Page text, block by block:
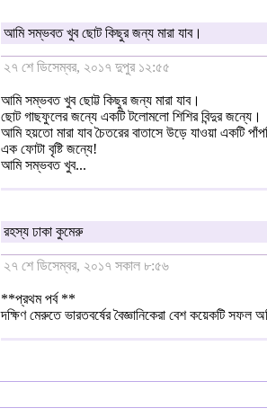
আমি সম্ভবত খুব ছোট কিছুর জন্য মারা যাব।
২৭ শে ডিসেম্বর, ২০১৭ দুপুর ১২:৫৫
আমি সম্ভবত খুব ছোট্ট কিছুর জন্য মারা যাব।
ছোট গাছফুলের জন্যে একটি টলোমলো শিশির বিন্দুর জন্যে।
আমি হয়তো মারা যাব চৈতরের বাতাসে উড়ে যাওয়া একটি
এক ফোটা বৃষ্টি জন্যে!
আমি সম্ভবত খুব...
রহস্য ঢাকা কুমেরু
২৭ শে ডিসেম্বর, ২০১৭ সকাল ৮:৫৬
**প্রথম পর্ব **
দক্ষিণ মেরুতে ভারতবর্ষের বৈজ্ঞানিকেরা বেশ কয়েকটি